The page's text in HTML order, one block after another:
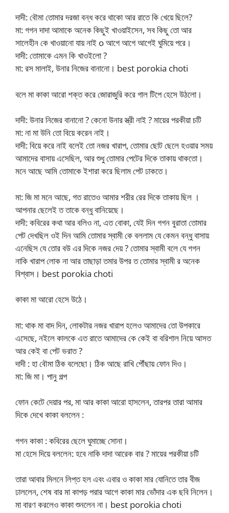
দাদী: বৌমা তোমার দরজা বন্ধ করে থাকো আর রাতে কি খেয়ে ছিলে?
মা: গগন দাদা আমাকে অনেক কিছুই খাওয়াইসেন, সব কিছু তো আর
সালেহীন কে খাওয়ানো যায় নাই o আগে আগে আগেই ঘুমিয়ে পরে।
দাদী: তোমাকে এমন কি খাওইলো ?
মা: রস মালাই, উনার নিজের বানানো। best porokia choti
বলে মা কাকা আরো শক্ত করে জোরাজুরি করে গাল টিপে হেসে উঠলো।
দাদী: উনার নিজের বানানো ? কেনো উনার স্ত্রী নাই ? মায়ের পরকীয়া চটি
মা: না মা উনি তো বিয়ে করেন নাই।
দাদী: বিয়ে করে নাই বলেই তো নজর খারাপ, তোমার ছোট ছেলে হওয়ার সময়
আমাদের বাসায় এসেছিল, আর শুধু তোমার পেটের দিকে তাকায় থাকতো।
মনে আছে আমি তোমাকে ইশারা করে ছিলাম পেট ঢাকতে।
মা: জি মা মনে আছে, গত রাতেও আমার শরীর রের দিকে তাকায় ছিল ।
আপনার ছেলেই ত তাকে বন্ধু বানিয়েছে।
দাদী: কবিরের কথা আর বলিও না, এত বোকা, যেই দিন গগন বুরাতা তোমার
পেট দেখছিল ওই দিন আমি তোমার স্বামী কে বললাম যে কেমন বন্ধু বাসায়
এনেছিস যে তোর বউ এর দিকে নজর দেয় ? তোমার স্বামী বলে যে গগন
নাকি খারাপ লোক না আর তাছাড়া তমার উপর ত তোমার স্বামী র অনেক
বিশ্বাস। best porokia choti
কাকা মা আরো হেসে উঠে।
মা: থাক মা বাদ দিন, লোকটার নজর খারাপ হলেও আমাদের তো উপকারে
এসেছে, নইলে কালকে এত রাতে আমাদের কে কেই বা বরিশাল নিয়ে আসত
আর কেই বা পেট ভরাত ?
দাদী : হা বৌমা ঠিক বলেছো। ঠিক আছে রাখি পৌঁছায় ফোন দিও।
মা: জি মা। পানু গল্প
ফোন কেটে দেয়ার পর, মা আর কাকা আরো হাসলেন, তারপর তারা আমার
দিকে দেখে কাকা বললেন :
গগন কাকা : কবিরের ছেলে ঘুমাচ্ছে সোনা।
মা হেসে দিয়ে বললেন: হবে নাকি দাদা আরেক বার ? মায়ের পরকীয়া চটি
তারা আবার মিলনে লিপ্ত হল এবং এবার ও কাকা মার যোনিতে তার বীজ
ঢাললেন, শেষ বার মা কাপড় পরার আগে কাকা মার ভোঁদার এক ছবি নিলেন।
মা বারণ করলেও কাকা শুনলেন না। best porokia choti